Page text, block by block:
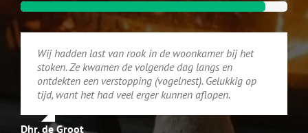
Wij hadden last van rook in de woonkamer bij het
stoken. Ze kwamen de volgende dag langs en
ontdekten een verstopping (vogelnest). Gelukkig op
tijd, want het had veel erger kunnen aflopen.
Dhr. de Groot